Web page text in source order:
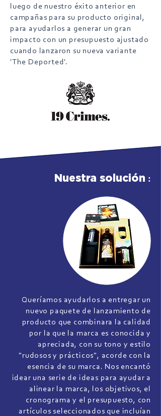
luego de nuestro éxito anterior en
campañas para su producto original,
para ayudarlos a generar un gran
impacto con un presupuesto ajustado
cuando lanzaron su nueva variante
'The Deported'.
Nuestra solución :
Queríamos ayudarlos a entregar un
nuevo paquete de lanzamiento de
producto que combinara la calidad
por la que la marca es conocida y
apreciada, con su tono y estilo
"rudosos y prácticos", acorde con la
esencia de su marca. Nos encantó
idear una serie de ideas para ayudar a
alinear la marca, los objetivos, el
cronograma y el presupuesto, con
artículos seleccionados que incluían